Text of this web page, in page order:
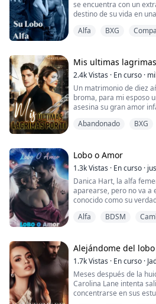
el plan para acercarse a
más. Las segundas y
a Tom a Rose.
se encuentra con un
destino de su vida en
luchar, pero ¿qué hará
Alfa BXG
Mis ultimas
2.4kVistas · En curso ·
Un matrimonio de diez
broma, para mi esposo
asesina su gran amor infancia, Leandro Nobis, un
importo someterme a
hacer nada, pero eso se
vuelve a ser libre,
ultima lagrima por ti
Abandonado BXG
Lobo o Amor
1.3kVistas · En curso ·
Danica Hart, la alfa
aparearse, pero no va a
conocido como su
¿Se apareará con un
como compañera, sino
Alfa BDSM
Alejándome del lobo
1.7kVistas · En curso ·
Meses después de la
Carolina Lane intenta
concentrarse en sus